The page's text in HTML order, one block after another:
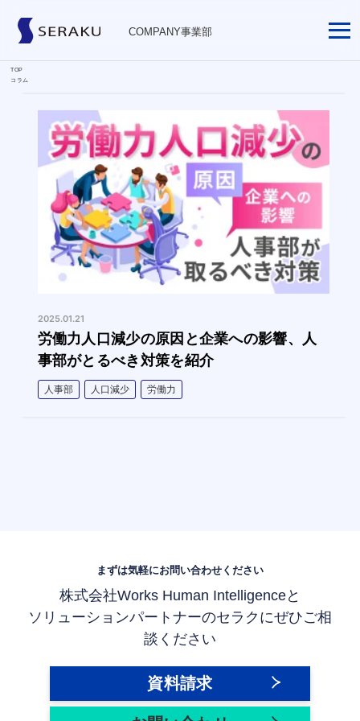
COMPANY事業部
TOP
コラム
2025.01.21
労働力人口減少の原因と企業への影響、人
事部がとるべき対策を紹介
人事部 人口減少 労働力
まずは気軽にお問い合わせください
株式会社Works Human Intelligenceと
ソリューションパートナーのセラクにぜひご相
談ください
資料請求